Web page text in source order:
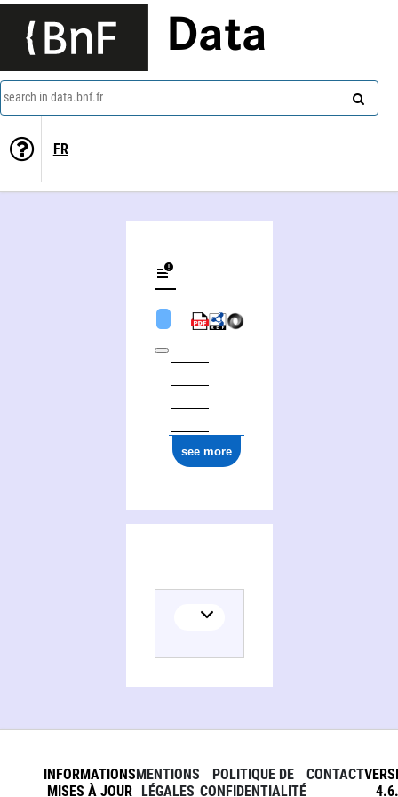
Data
search in data.bnf.fr
FR
see more
INFORMATIONS
MISES À JOUR
MENTIONS
LÉGALES
POLITIQUE DE
CONFIDENTIALITÉ
CONTACT